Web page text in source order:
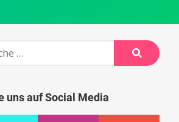
Suche
uns auf Social Media